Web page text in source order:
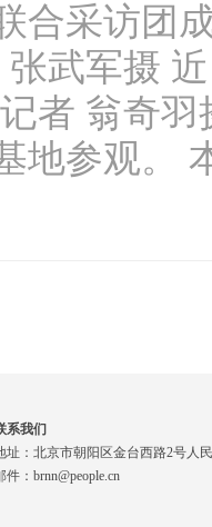
合采访团
武军摄
者 翁奇
地参观。
系我们
址：北京市朝阳区金台西路2号人
件：brnn@people.cn